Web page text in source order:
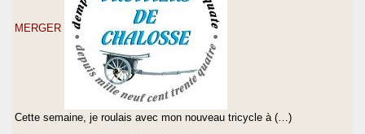
MERGER
Cette semaine, je roulais avec mon nouveau tricycle à (…)